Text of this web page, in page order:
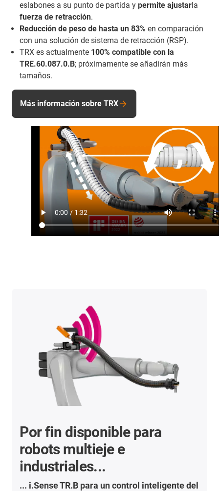
eslabones a su punto de partida y permite ajustarla
fuerza de retracción.
Reducción de peso de hasta un 83% en comparación
con una solución de sistema de retracción (RSP).
TRX es actualmente 100% compatible con la
TRE.60.087.0.B; próximamente se añadirán más
tamaños.
Más información sobre TRX
Por fin disponible para
robots multieje e
industriales...
... i.Sense TR.B para un control inteligente del